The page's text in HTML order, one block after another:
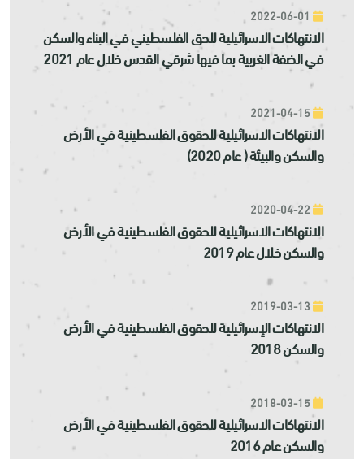
الانتهاكات الاسرائيلية للحق الفلسطيني في البناء والسكن
في الضفة الغربية بما فيها شرقي القدس خلال عام 2021
الانتهاكات الاسرائيلية للحقوق الفلسطينية في الأرض
والسكن والبيئة ( عام 2020)
الانتهاكات الاسرائيلية للحقوق الفلسطينية في الأرض
والسكن خلال عام 2019
الانتهاكات الإسرائيلية للحقوق الفلسطينية في الأرض
والسكن 2018
الانتهاكات الاسرائيلية للحقوق الفلسطينية في الأرض
والسكن عام 2016